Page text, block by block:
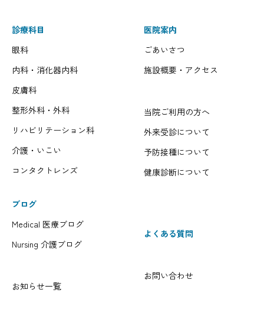
診療科目
眼科
内科・消化器内科
皮膚科
整形外科・外科
リハビリテーション科
介護・いこい
コンタクトレンズ
医院案内
ごあいさつ
施設概要・アクセス
当院ご利用の方へ
外来受診について
予防接種について
健康診断について
ブログ
Medical 医療ブログ
Nursing 介護ブログ
お知らせ一覧
よくある質問
お問い合わせ